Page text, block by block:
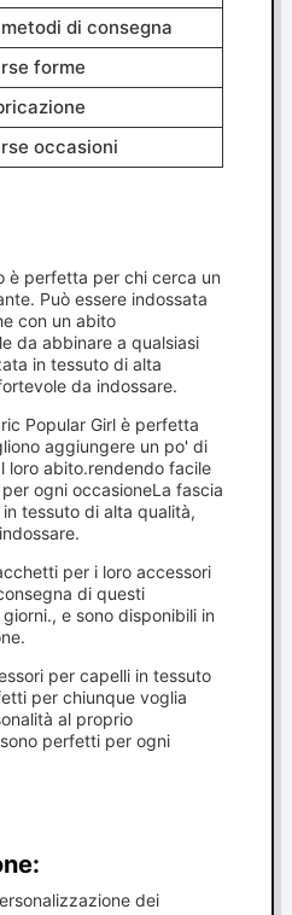
di consegna
forme
occasioni
è perfetta per chi cerca un
Può essere indossata
con un abito
da abbinare a qualsiasi
in tessuto di alta
da indossare.
Popular Girl è perfetta
aggiungere un po' di
loro abito.rendendo facile
ogni occasioneLa fascia
tessuto di alta qualità,
per i loro accessori
di questi
e sono disponibili in
per capelli in tessuto
per chiunque voglia
al proprio
perfetti per ogni
dei